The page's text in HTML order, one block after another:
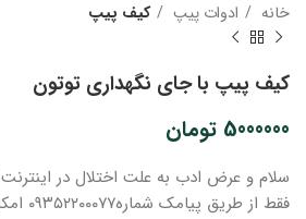
خانه ادوات پیپ کیف پیپ
کیف پیپ با جای نگهداری توتون
5000000 تومان
سلام و عرض ادب به علت اختلال در اینترنت
فقط از طریق پیامک شماره۰۹۳۵۲۲۰۰۰۷۷ امکان پذیر است